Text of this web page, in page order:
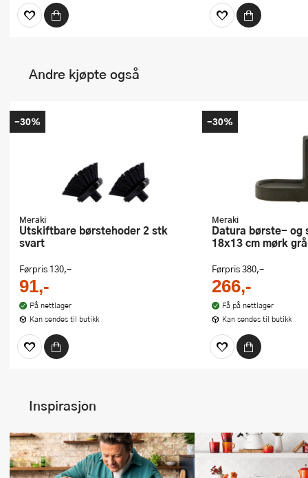
Andre kjøpte også
Meraki
Utskiftbare børstehoder 2 stk
svart
Førpris 130,-
91,-
På nettlager
Kan sendes til butikk
-30%
Meraki
Datura børste- og såpeholder
18x13 cm mørk grå
Førpris380,-
266,-
Få på nettlager
Kan sendes til butikk
-30%
Inspirasjon